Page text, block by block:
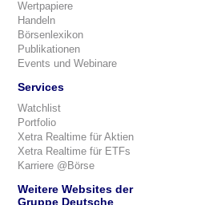
Wertpapiere
Handeln
Börsenlexikon
Publikationen
Events und Webinare
Services
Watchlist
Portfolio
Xetra Realtime für Aktien
Xetra Realtime für ETFs
Karriere @Börse
Weitere Websites der
Gruppe Deutsche